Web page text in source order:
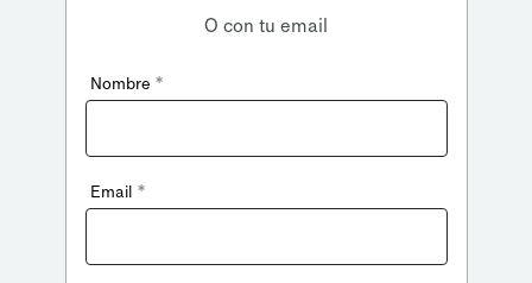
O con tu email
Nombre *
Email *